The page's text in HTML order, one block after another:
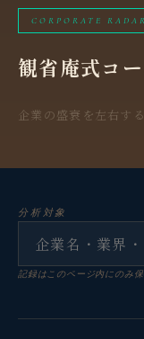
CORPORATE RADAR
観省庵式コ
企業の盛衰を左右す
分析対象
記録はこのページ内にのみ